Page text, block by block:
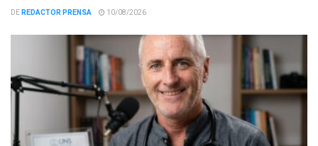
DEREDACTOR PRENSA 10/08/2026